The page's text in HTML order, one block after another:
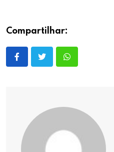
Compartilhar: